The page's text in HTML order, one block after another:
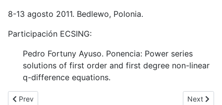
8-13 agosto 2011. Bedlewo, Polonia.
Participación ECSING:
Pedro Fortuny Ayuso. Ponencia: Power series
solutions of first order and first degree non-linear
q-difference equations.
Previous article: NoCoN Name 2011 (Barcelona. 1 participante)
Prev Next
Next